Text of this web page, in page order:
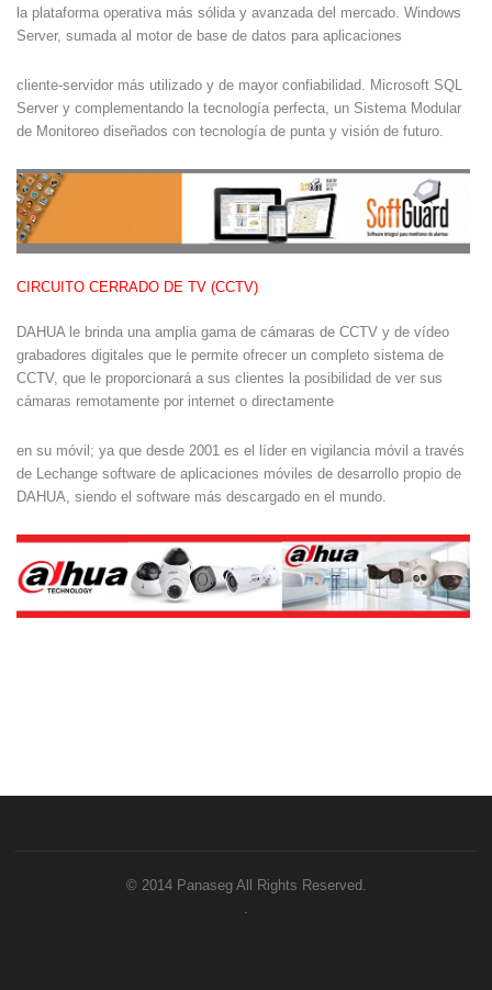
la plataforma operativa más sólida y avanzada del mercado. Windows
Server, sumada al motor de base de datos para aplicaciones
cliente-servidor más utilizado y de mayor confiabilidad. Microsoft SQL
Server y complementando la tecnología perfecta, un Sistema Modular
de Monitoreo diseñados con tecnología de punta y visión de futuro.
CIRCUITO CERRADO DE TV (CCTV)
DAHUA le brinda una amplia gama de cámaras de CCTV y de vídeo
grabadores digitales que le permite ofrecer un completo sistema de
CCTV, que le proporcionará a sus clientes la posibilidad de ver sus
cámaras remotamente por internet o directamente
en su móvil; ya que desde 2001 es el líder en vigilancia móvil a través
de Lechange software de aplicaciones móviles de desarrollo propio de
DAHUA, siendo el software más descargado en el mundo.
© 2014 Panaseg All Rights Reserved.
.